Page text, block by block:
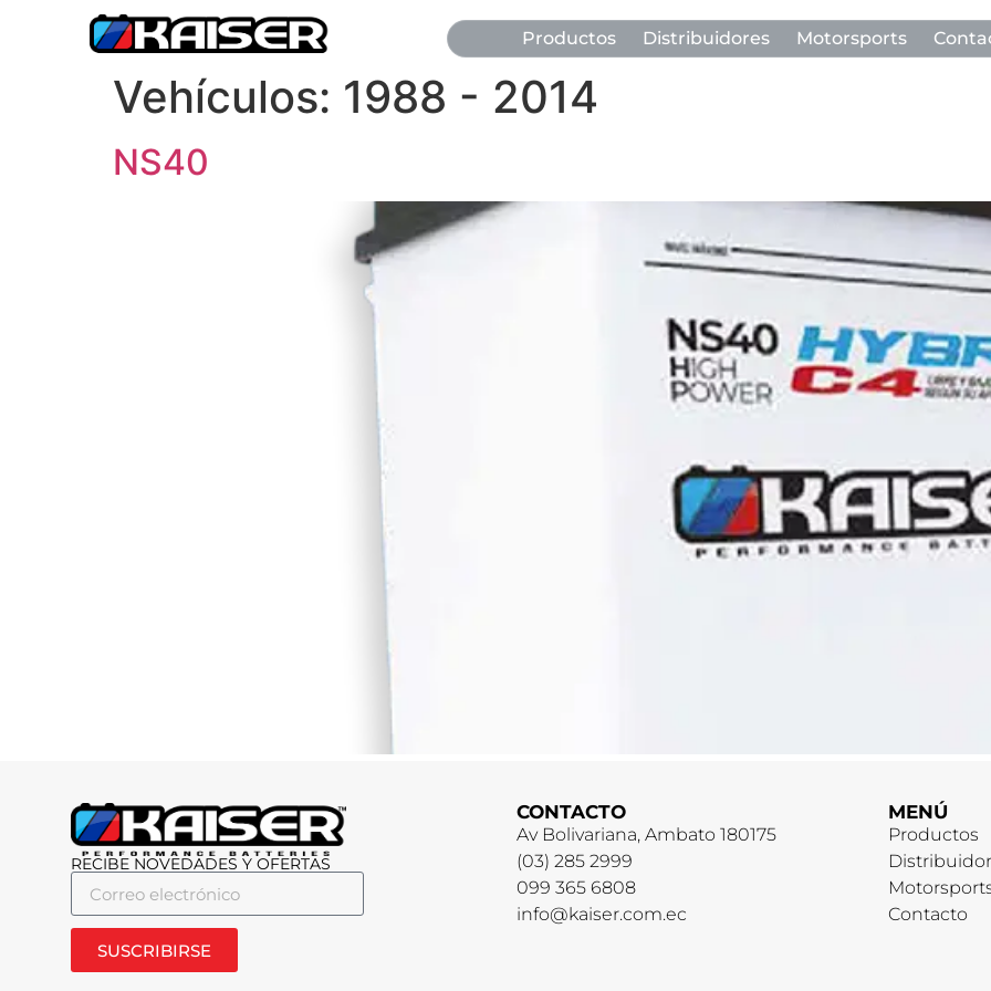
Productos Distribuidores Motorsports
Vehículos: 1988 - 2014
NS40
RECIBE NOVEDADES Y OFERTAS
SUSCRIBIRSE
CONTACTO
Av Bolivariana, Ambato 180175
(03) 285 2999
099 365 6808
info@kaiser.com.ec
MENÚ
Productos
Contacto